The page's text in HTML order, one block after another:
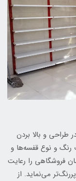
و بالا بردن
و نوع قفسه‌ها و
فروشگاهی را رعایت
می‌نماید. از